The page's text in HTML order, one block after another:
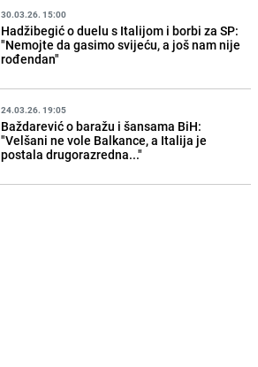
30.03.26. 15:00
Hadžibegić o duelu s Italijom i borbi za SP:
"Nemojte da gasimo svijeću, a još nam nije
rođendan"
24.03.26. 19:05
Baždarević o baražu i šansama BiH:
"Velšani ne vole Balkance, a Italija je
postala drugorazredna..."